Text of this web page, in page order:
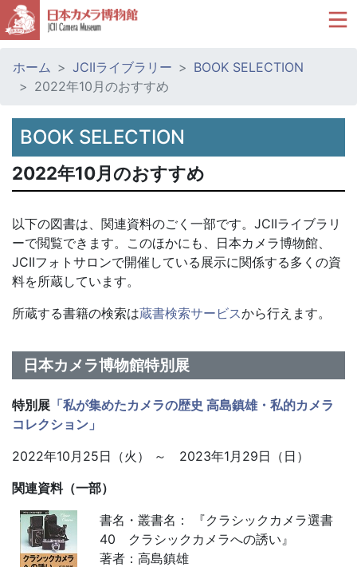
ホーム JCIIライブラリー
BOOK SELECTION
2022年10月のおすすめ
BOOK SELECTION
2022年10月のおすすめ
以下の図書は、関連資料のごく一部です。JCIIライブラリ
ーで閲覧できます。このほかにも、日本カメラ博物館、
JCIIフォトサロンで開催している展示に関係する多くの資
料を所蔵しています。
所蔵する書籍の検索は蔵書検索サービスから行えます。
日本カメラ博物館特別展
特別展 「私が集めたカメラの歴史 高島鎮雄・私的カメラ
コレクション 」
2022年10月25日（火） ～ 2023年1月29日（日）
関連資料（一部）
書名・叢書名： 『クラシックカメラ選書
40 クラシックカメラへの誘い』
著者：高島鎮雄